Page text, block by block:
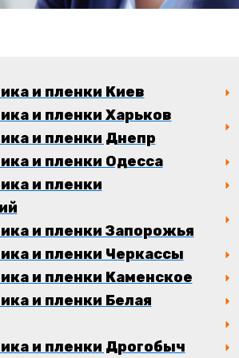
и пленки Киев
и пленки Харьков
и пленки Днепр
и пленки Одесса
и пленки
и пленки Запорожья
и пленки Черкассы
и пленки Каменское
и пленки Белая
и пленки Дрогобыч